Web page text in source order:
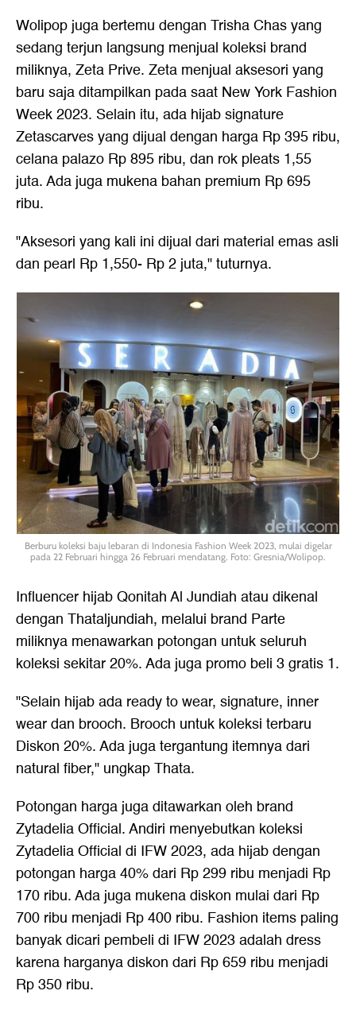
Wolipop juga bertemu dengan Trisha Chas yang
sedang terjun langsung menjual koleksi brand
miliknya, Zeta Prive. Zeta menjual aksesori yang
baru saja ditampilkan pada saat New York Fashion
Week 2023. Selain itu, ada hijab signature
Zetascarves yang dijual dengan harga Rp 395 ribu,
celana palazo Rp 895 ribu, dan rok pleats 1,55
juta. Ada juga mukena bahan premium Rp 695
ribu.
"Aksesori yang kali ini dijual dari material emas asli
dan pearl Rp 1,550- Rp 2 juta," tuturnya.
Berburu koleksi baju lebaran di Indonesia Fashion Week 2023, mulai digelar
pada 22 Februari hingga 26 Februari mendatang. Foto: Gresnia/Wolipop.
Influencer hijab Qonitah Al Jundiah atau dikenal
dengan Thataljundiah, melalui brand Parte
miliknya menawarkan potongan untuk seluruh
koleksi sekitar 20%. Ada juga promo beli 3 gratis 1.
"Selain hijab ada ready to wear, signature, inner
wear dan brooch. Brooch untuk koleksi terbaru
Diskon 20%. Ada juga tergantung itemnya dari
natural fiber," ungkap Thata.
Potongan harga juga ditawarkan oleh brand
Zytadelia Official. Andiri menyebutkan koleksi
Zytadelia Official di IFW 2023, ada hijab dengan
potongan harga 40% dari Rp 299 ribu menjadi Rp
170 ribu. Ada juga mukena diskon mulai dari Rp
700 ribu menjadi Rp 400 ribu. Fashion items paling
banyak dicari pembeli di IFW 2023 adalah dress
karena harganya diskon dari Rp 659 ribu menjadi
Rp 350 ribu.